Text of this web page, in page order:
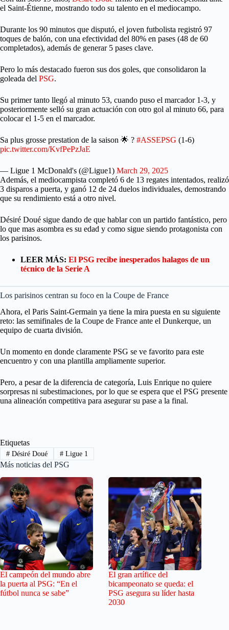
el Saint-Étienne, mostrando todo su talento en el mediocampo.
Durante los 90 minutos que disputó, el joven futbolista registró 97
toques de balón, con una efectividad del 80% en pases (48 de 60
completados), además de generar 5 pases clave.
Pero lo más destacado fueron sus dos goles, que consolidaron la
goleada del PSG.
Su primer tanto llegó al minuto 53, cuando puso el marcador 1-3, y
posteriormente selló su gran actuación con otro gol al minuto 66, para
colocar el 1-5 en el marcador.
Sa plus grosse prestation de la saison 🌟 ? #ASSEPSG (1-6)
pic.twitter.com/KvfPePzJaE
— Ligue 1 McDonald's (@Ligue1) March 29, 2025
Además, el mediocampista completó 6 de 13 regates intentados, realizó
3 disparos a puerta, y ganó 12 de 24 duelos individuales, demostrando
que su rendimiento está a otro nivel.
Désiré Doué sigue dando de que hablar con un partido fantástico, pero
lo que mas asombra es su edad y como sigue siendo protagonista con
los parisinos.
LEER MÁS: El PSG recibe inesperados halagos de un
técnico de la Serie A
Los parisinos centran su foco en la Coupe de France
Ahora, el Paris Saint-Germain ya tiene la mira puesta en su siguiente
reto: las semifinales de la Coupe de France ante el Dunkerque, un
equipo de cuarta división.
Un momento en donde claramente PSG se ve favorito para este
encuentro y con una plantilla ampliamente superior.
Pero, a pesar de la diferencia de categoría, Luis Enrique no quiere
sorpresas ni subestimaciones, por lo que se espera que el PSG presente
una alineación competitiva para asegurar su pase a la final.
Etiquetas
#Désiré Doué #Ligue 1
Más noticias del PSG
El campeón del mundo abre
la puerta al PSG: “En el
fútbol nunca se sabe”
El gran artífice del
bicampeonato se queda: el
PSG asegura su líder hasta
2030